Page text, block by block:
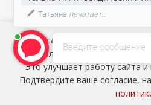
Консультации продавцов
(Cash&Carry) по телефону:
2026 © ООО «НАВОКОМ» -
сада
Наш сайт использует
персональные данные с
Это улучшает работу сайта
Подтвердите ваше согласие,
Введите сообщение
Татьяна печатает...